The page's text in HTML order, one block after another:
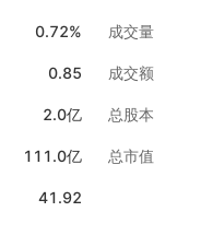
0.72% 成交量
0.85 成交额
2.0亿 总股本
111.0亿 总市值
41.92